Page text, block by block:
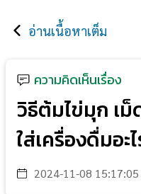
อ่านเนื้อหาเต็ม
ความคิดเห็นเรื่อง
วิธีต้มไข่มุก เ
ใส่เครื่องดื่มอะ
2024-11-08 15:17:05